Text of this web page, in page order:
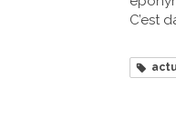
C’est